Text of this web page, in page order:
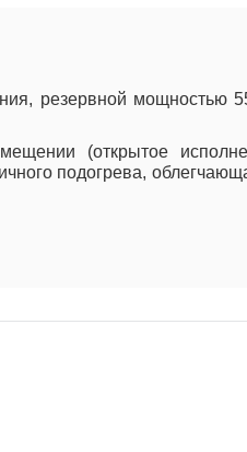
резервной мощностью
(открытое
подогрева,